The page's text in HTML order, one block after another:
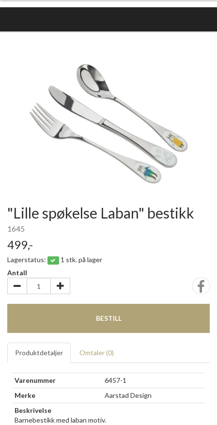
"Lille spøkelse Laban" bestikk
1645
499,-
Lagerstatus:
1 stk. på lager
Antall
BESTILL
Produktdetaljer Omtaler (0)
Varenummer
6457-1
Merke
Aarstad Design
Beskrivelse
Barnebestikk med laban motiv.